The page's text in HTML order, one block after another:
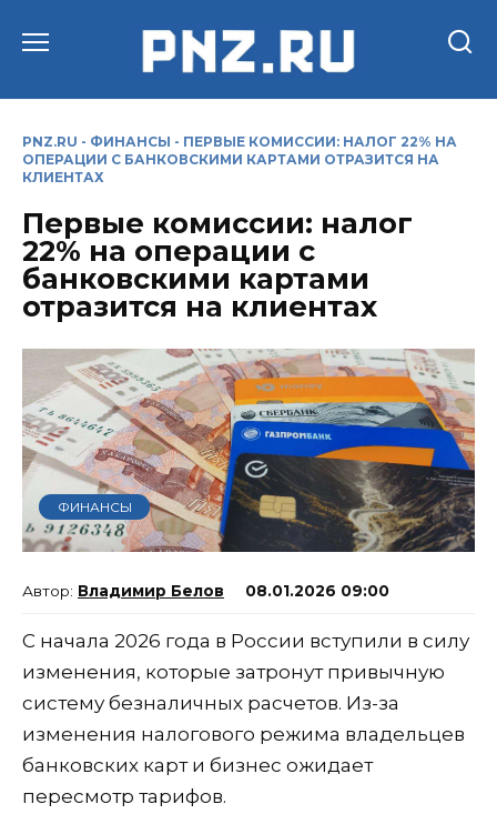
PNZ.RU - ФИНАНСЫ - ПЕРВЫЕ КОМИССИИ: НАЛОГ 22% НА
ОПЕРАЦИИ С БАНКОВСКИМИ КАРТАМИ ОТРАЗИТСЯ НА
КЛИЕНТАХ
Первые комиссии: налог
22% на операции с
банковскими картами
отразится на клиентах
ФИНАНСЫ
Владимир Белов 08.01.2026 09:00
С начала 2026 года в России вступили в силу
изменения, которые затронут привычную
систему безналичных расчетов. Из-за
изменения налогового режима владельцев
банковских карт и бизнес ожидает
пересмотр тарифов.